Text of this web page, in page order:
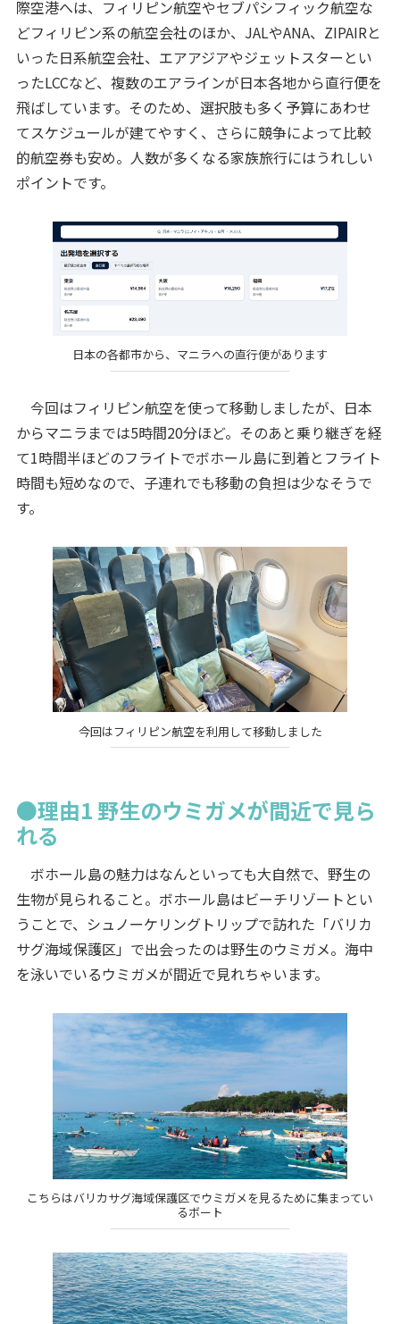
際空港へは、フィリピン航空やセブパシフィック航空な
どフィリピン系の航空会社のほか、JALやANA、ZIPAIRと
いった日系航空会社、エアアジアやジェットスターとい
ったLCCなど、複数のエアラインが日本各地から直行便を
飛ばしています。そのため、選択肢も多く予算にあわせ
てスケジュールが建てやすく、さらに競争によって比較
的航空券も安め。人数が多くなる家族旅行にはうれしい
ポイントです。
日本の各都市から、マニラへの直行便があります
今回はフィリピン航空を使って移動しましたが、日本
からマニラまでは5時間20分ほど。そのあと乗り継ぎを経
て1時間半ほどのフライトでボホール島に到着とフライト
時間も短めなので、子連れでも移動の負担は少なそうで
す。
今回はフィリピン航空を利用して移動しました
●理由1 野生のウミガメが間近で見ら
れる
ボホール島の魅力はなんといっても大自然で、野生の
生物が見られること。ボホール島はビーチリゾートとい
うことで、シュノーケリングトリップで訪れた「バリカ
サグ海域保護区」で出会ったのは野生のウミガメ。海中
を泳いでいるウミガメが間近で見れちゃいます。
こちらはバリカサグ海域保護区でウミガメを見るために集まってい
るボート